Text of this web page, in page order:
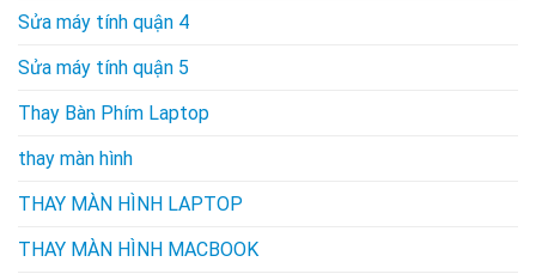
Sửa máy tính quận 4
Sửa máy tính quận 5
Thay Bàn Phím Laptop
thay màn hình
THAY MÀN HÌNH LAPTOP
THAY MÀN HÌNH MACBOOK